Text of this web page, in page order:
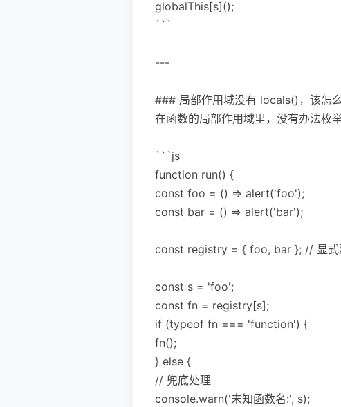
globalThis[s]();
```
---
### 局部作用域没有 locals()，该怎么
在函数的局部作用域里，没有办法枚
```js
function run() {
const foo = () => alert('foo');
const bar = () => alert('bar');
const registry = { foo, bar }; // 显式
const s = 'foo';
const fn = registry[s];
if (typeof fn === 'function') {
fn();
} else {
// 兜底处理
console.warn('未知函数名:', s);